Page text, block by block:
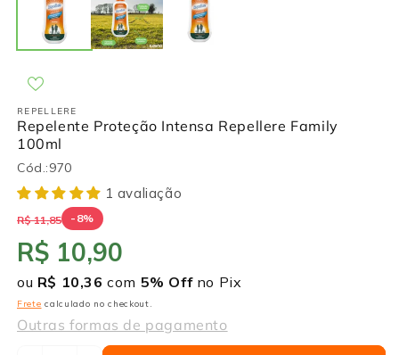
janela
modal
REPELLERE
Repelente Proteção Intensa Repellere Family
100ml
Cód.:970
1 avaliação
R$ 11,85 -8%
R$ 10,90
ou R$ 10,36 com 5% Offno Pix
Frete calculado no checkout.
Outras formas de pagamento